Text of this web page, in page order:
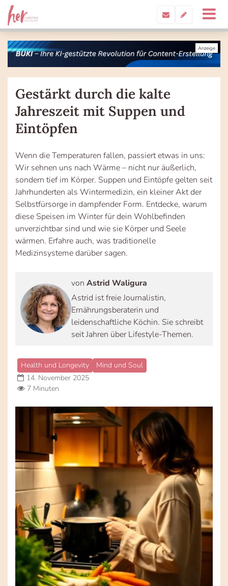
Gestärkt durch die kalte
Jahreszeit mit Suppen und
Eintöpfen
Wenn die Temperaturen fallen, passiert etwas in uns:
Wir sehnen uns nach Wärme – nicht nur äußerlich,
sondern tief im Körper. Suppen und Eintöpfe gelten seit
Jahrhunderten als Wintermedizin, ein kleiner Akt der
Selbstfürsorge in dampfender Form. Entdecke, warum
diese Speisen im Winter für dein Wohlbefinden
unverzichtbar sind und wie sie Körper und Seele
wärmen. Erfahre auch, was traditionelle
Medizinsysteme darüber sagen.
von Astrid Waligura
Astrid ist freie Journalistin,
Ernährungsberaterin und
leidenschaftliche Köchin. Sie schreibt
seit Jahren über Lifestyle-Themen.
Health und Longevity
Mind und Soul
14. November 2025
7 Minuten